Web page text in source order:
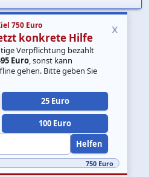
750 Euro
konkrete Hilfe
Verpflichtung bezahlt
Euro, sonst kann
gehen. Bitte geben Sie
25 Euro
100 Euro
Helfen
x
750 Euro